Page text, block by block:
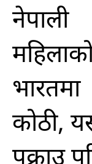
नेपाली
भारतमा
कोठी,
पक्राउ